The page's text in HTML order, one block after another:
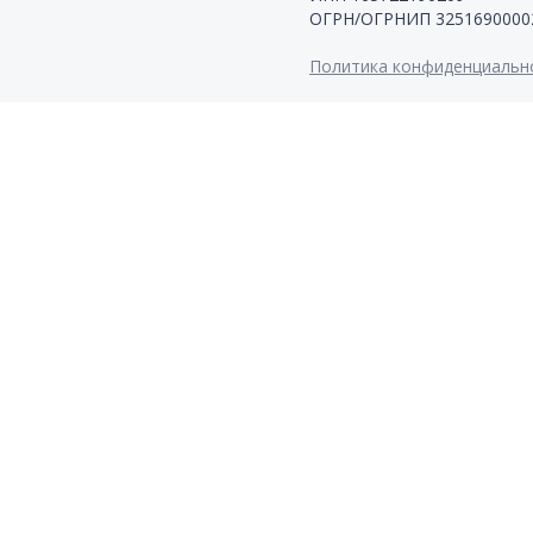
ОГРН/ОГРНИП
Политика